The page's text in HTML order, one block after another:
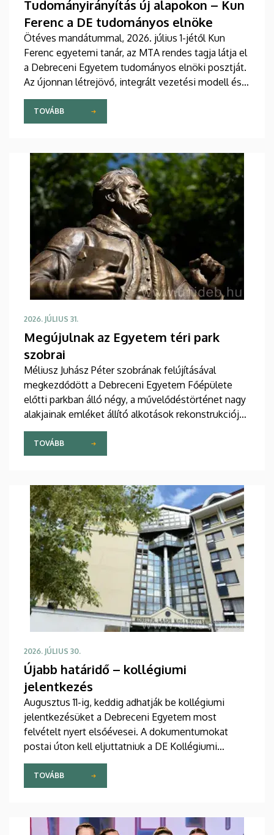
Tudományirányítás új alapokon – Kun
Ferenc a DE tudományos elnöke
Ötéves mandátummal, 2026. július 1-jétől Kun
Ferenc egyetemi tanár, az MTA rendes tagja látja el
a Debreceni Egyetem tudományos elnöki posztját.
Az újonnan létrejövő, integrált vezetési modell és a
fokozatosan kiépülő Tudományos Főigazgatóság
célja, hogy a nemzetközi versenyben új szintre
emelje az intézmény kutatási teljesítményét,
társadalmi és gazdasági hasznosulását.
TOVÁBB
2026. JÚLIUS 31.
Megújulnak az Egyetem téri park
szobrai
Méliusz Juhász Péter szobrának felújításával
megkezdődött a Debreceni Egyetem Főépülete
előtti parkban álló négy, a művelődéstörténet nagy
alakjainak emléket állító alkotások rekonstrukciója.
A munkálatokat az intézmény saját forrásból
finanszírozza.
TOVÁBB
2026. JÚLIUS 30.
Újabb határidő – kollégiumi
jelentkezés
Augusztus 11-ig, keddig adhatják be kollégiumi
jelentkezésüket a Debreceni Egyetem most
felvételt nyert elsőévesei. A dokumentumokat
postai úton kell eljuttatniuk a DE Kollégiumi
Felvételi és Szociális Iroda címére. A kollégiumi
férőhelyekről a gólyák a Kollégiumi Felvételi és
Szociális Bizottság döntését követően, augusztus
TOVÁBB